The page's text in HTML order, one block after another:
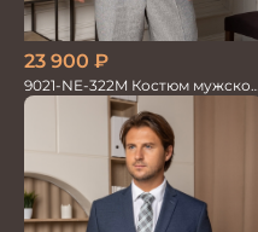
23 900 ₽
9021-NE-322M Костюм мужской
двойка хлопок, лен